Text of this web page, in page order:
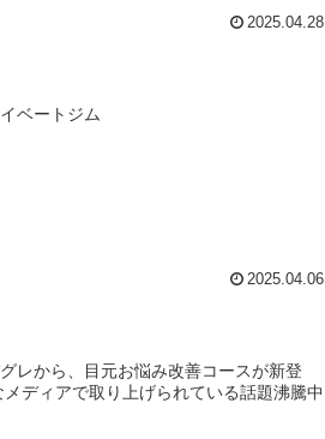
2025.04.28
ベートジム
2025.04.06
レから、目元お悩み改善コースが新登
ディアで取り上げられている話題沸騰中